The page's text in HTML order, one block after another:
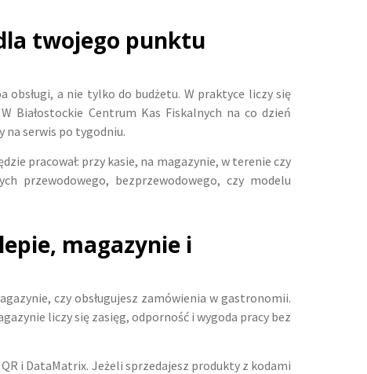
twojego punktu
a nie tylko do budżetu. W praktyce liczy się
Białostockie Centrum Kas Fiskalnych na co dzień
na serwis po tygodniu.
pracował: przy kasie, na magazynie, w terenie czy
przewodowego, bezprzewodowego, czy modelu
magazynie i
czy obsługujesz zamówienia w gastronomii.
liczy się zasięg, odporność i wygoda pracy bez
i DataMatrix. Jeżeli sprzedajesz produkty z kodami